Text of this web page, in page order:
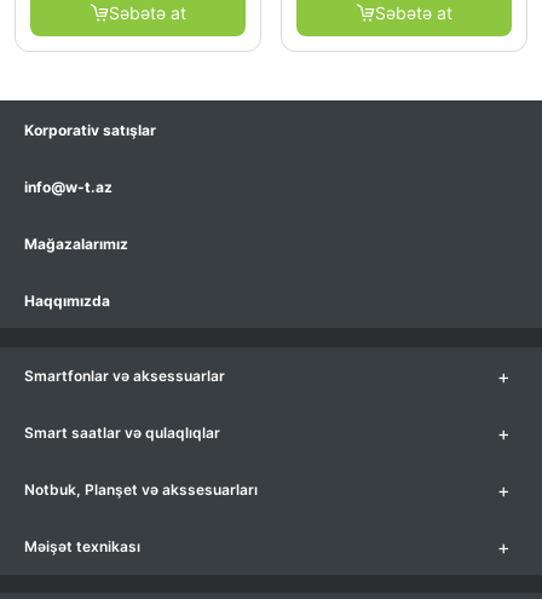
Səbətə at Səbətə at
Korporativ satışlar
info@w-t.az
Mağazalarımız
Haqqımızda
Smartfonlar və aksessuarlar +
Smart saatlar və qulaqlıqlar +
Notbuk, Planşet və akssesuarları +
Məişət texnikası +